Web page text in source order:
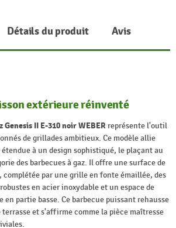
Détails du produit Avis
extérieure réinventé
Genesis II E-310 noir WEBERreprésente l'outil
de grillades ambitieux. Ce modèle allie
à un design sophistiqué, le plaçant au
des barbecues à gaz. Il offre une surface de
complétée par une grille en fonte émaillée, des
robustes en acier inoxydable et un espace de
en partie basse. Ce barbecue puissant rehausse
et s'affirme comme la pièce maîtresse